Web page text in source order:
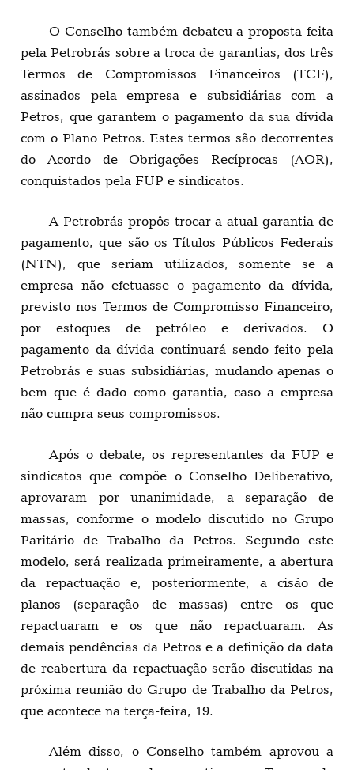
O Conselho também debateu a proposta feita
pela Petrobrás sobre a troca de garantias, dos três
Termos de Compromissos Financeiros (TCF),
assinados pela empresa e subsidiárias com a
Petros, que garantem o pagamento da sua dívida
com o Plano Petros. Estes termos são decorrentes
do Acordo de Obrigações Recíprocas (AOR),
conquistados pela FUP e sindicatos.
A Petrobrás propôs trocar a atual garantia de
pagamento, que são os Títulos Públicos Federais
(NTN), que seriam utilizados, somente se a
empresa não efetuasse o pagamento da dívida,
previsto nos Termos de Compromisso Financeiro,
por estoques de petróleo e derivados. O
pagamento da dívida continuará sendo feito pela
Petrobrás e suas subsidiárias, mudando apenas o
bem que é dado como garantia, caso a empresa
não cumpra seus compromissos.
Após o debate, os representantes da FUP e
sindicatos que compõe o Conselho Deliberativo,
aprovaram por unanimidade, a separação de
massas, conforme o modelo discutido no Grupo
Paritário de Trabalho da Petros. Segundo este
modelo, será realizada primeiramente, a abertura
da repactuação e, posteriormente, a cisão de
planos (separação de massas) entre os que
repactuaram e os que não repactuaram. As
demais pendências da Petros e a definição da data
de reabertura da repactuação serão discutidas na
próxima reunião do Grupo de Trabalho da Petros,
que acontece na terça-feira, 19.
Além disso, o Conselho também aprovou a